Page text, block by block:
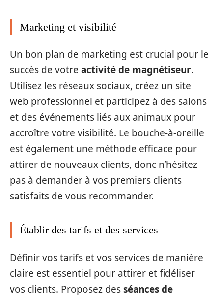
Marketing et visibilité
Un bon plan de marketing est crucial pour le
succès de votre activité de magnétiseur.
Utilisez les réseaux sociaux, créez un site
web professionnel et participez à des salons
et des événements liés aux animaux pour
accroître votre visibilité. Le bouche-à-oreille
est également une méthode efficace pour
attirer de nouveaux clients, donc n’hésitez
pas à demander à vos premiers clients
satisfaits de vous recommander.
Établir des tarifs et des services
Définir vos tarifs et vos services de manière
claire est essentiel pour attirer et fidéliser
vos clients. Proposez desséances de